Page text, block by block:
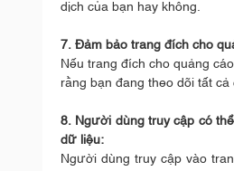
dịch của bạn hay không.
7. Đảm bảo trang đích cho
Nếu trang đích cho quảng
rằng bạn đang theo dõi tất
8. Người dùng truy cập có
dữ liệu:
Người dùng truy cập vào